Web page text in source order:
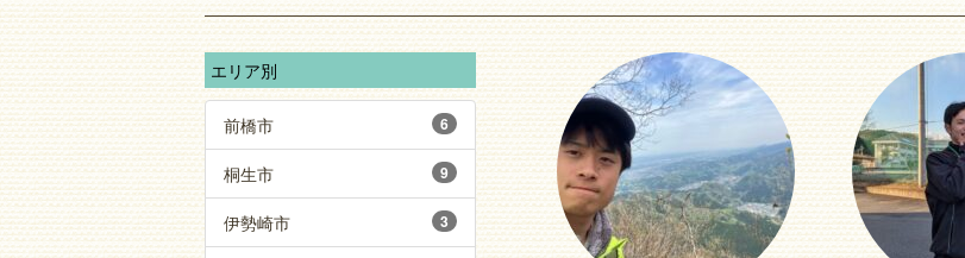
エリア別
前橋市 6
桐生市 9
伊勢崎市 3